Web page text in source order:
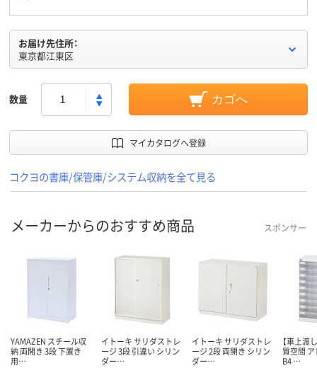
お届け先住所：
東京都江東区
数量 カゴへ
マイカタログへ登録
コクヨの書庫/保管庫/システム収納を全て見る
メーカーからのおすすめ商品 スポンサー
YAMAZEN スチール収
納 両開き 3段 下置き
用…
イトーキ サリダストレ
ージ 3段 引違い シリン
ダー…
イトーキ サリダストレ
ージ 2段 両開き シリン
ダー…
【車上渡
質空間
B4 …